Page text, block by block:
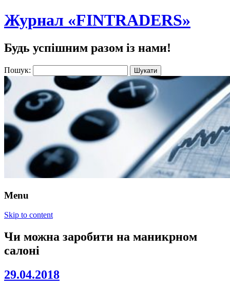
Журнал «FINTRADERS»
Будь успішним разом із нами!
Пошук:
Menu
Skip to content
Чи можна заробити на маникрном
салоні
29.04.2018